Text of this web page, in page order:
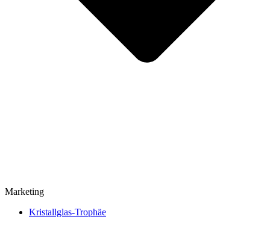
Marketing
Kristallglas-Trophäe